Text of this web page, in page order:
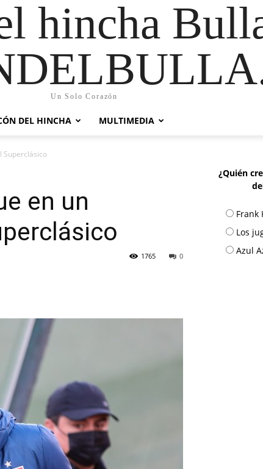
hincha
Un Solo Corazón
DEL HINCHA MULTIMEDIA
Superclásico
en un
0
1765
¿Quién
Frank
Los
Azul